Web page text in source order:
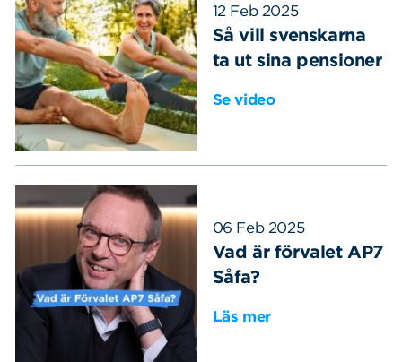
12 Feb 2025
Så vill svenskarna
ta ut sina pensioner
Se video
06 Feb 2025
Vad är förvalet AP7
Såfa?
Läs mer